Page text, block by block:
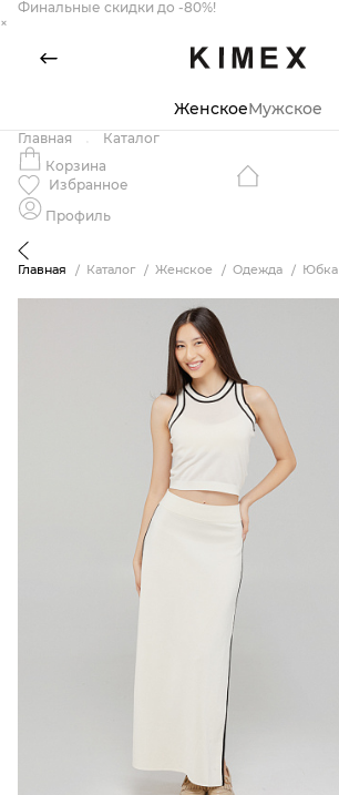
Финальные скидки до -80%!
×
ЖенскоеМужское
Главная
Каталог
Корзина
Избранное
Профиль
Главная Каталог Женское Одежда Юбка